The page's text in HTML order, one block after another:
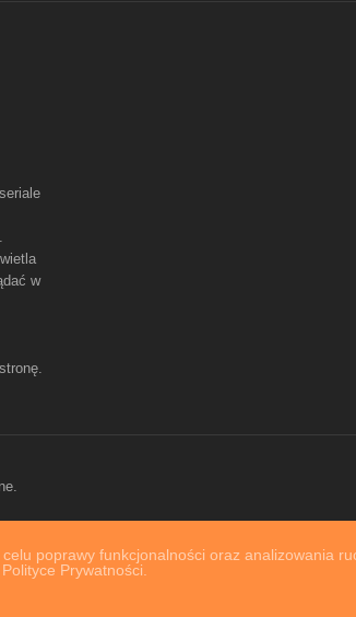
poprawy funkcjonalności oraz analizowania
Prywatności.
w